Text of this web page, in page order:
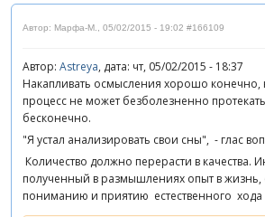
Автор: Марфа-М. 05/02/2015 - 19:02 #166109
Автор: Astreya, дата: чт, 05/02/2015 - 18:37
Накапливать осмысления хорошо конечно,
процесс не может безболезненно протекать
бесконечно.
"Я устал анализировать свои сны", - глас
Количество должно перерасти в качества.
полученный в размышлениях опыт в жизнь,
пониманию и приятию естественного